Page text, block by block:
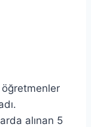
öğretmenler
alınan 5